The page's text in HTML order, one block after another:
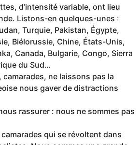
d’intensité variable, ont lieu
Listons-en quelques-unes :
Turquie, Pakistan, Égypte,
Biélorussie, Chine, États-Unis,
Canada, Bulgarie, Congo, Sierra
du Sud…
ne laissons pas la
nous gaver de distractions
rassurer : nous ne sommes pas
qui se révoltent dans